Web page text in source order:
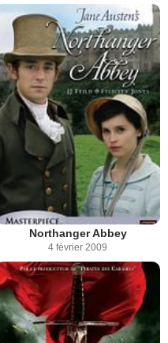
Northanger Abbey
4 février 2009